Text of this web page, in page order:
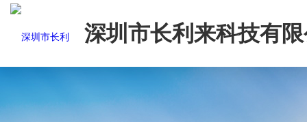
深圳市长利来科技有